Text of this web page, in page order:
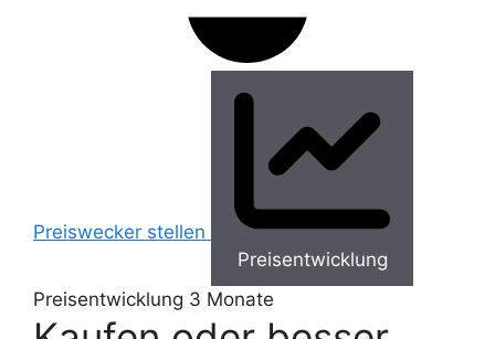
Preiswecker stellen
Preisentwicklung
Preisentwicklung 3 Monate